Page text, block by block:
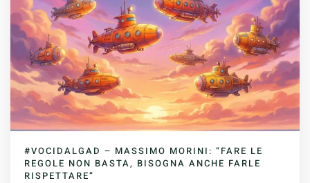
#VOCIDALGAD – MASSIMO MORINI: “FARE LE
REGOLE NON BASTA, BISOGNA ANCHE FARLE
RISPETTARE”